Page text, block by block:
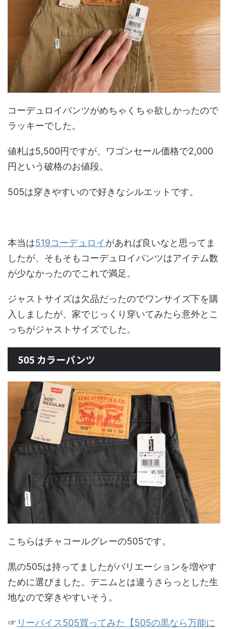
コーデュロイパンツがめちゃくちゃ欲しかったので
ラッキーでした。
値札は5,500円ですが、ワゴンセール価格で2,000
円という破格のお値段。
505は穿きやすいので好きなシルエットです。
本当は519コーデュロイがあれば良いなと思ってま
したが、そもそもコーデュロイパンツはアイテム数
が少なかったのでこれで満足。
ジャストサイズは欠品だったのでワンサイズ下を購
入しましたが、家でじっくり穿いてみたら意外とこ
っちがジャストサイズでした。
505 カラーパンツ
こちらはチャコールグレーの505です。
黒の505は持ってましたがバリエーションを増やす
ために選びました。デニムとは違うさらっとした生
地なので穿きやすいそう。
☞ リーバイス505買ってみた【505の黒なら万能に